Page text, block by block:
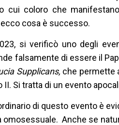
cui coloro che
cosa è successo.
si verificò uno degli
falsamente di essere il
Supplicans, che permette
II. Si tratta di un evento
di questo evento è
Anche se